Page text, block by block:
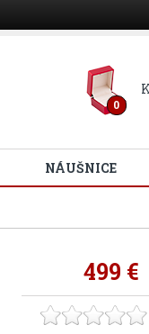
0
NÁUŠNICE
499 €